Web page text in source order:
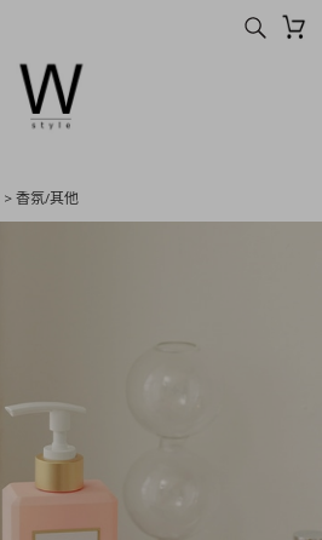
>香氛/其他